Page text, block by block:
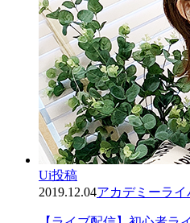
Ui投稿
2019.12.04アカデミーライ